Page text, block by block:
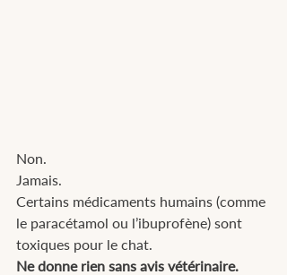
Non.
Jamais.
Certains médicaments humains (comme
le paracétamol ou l’ibuprofène) sont
toxiques pour le chat.
Ne donne rien sans avis vétérinaire.